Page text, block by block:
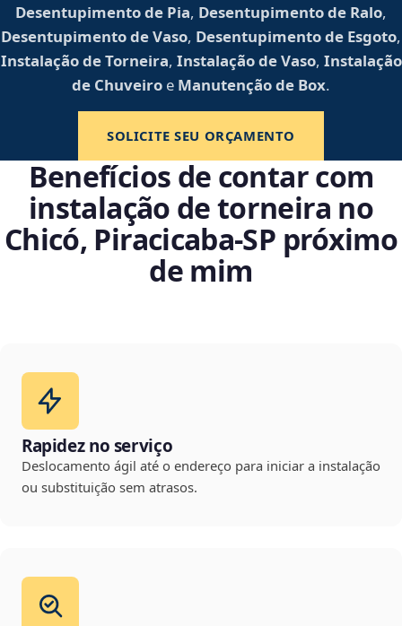
Desentupimento de Pia, Desentupimento de Ralo,
Desentupimento de Vaso, Desentupimento de Esgoto,
Instalação de Torneira, Instalação de Vaso, Instalação
de Chuveiro e Manutenção de Box.
SOLICITE SEU ORÇAMENTO
Benefícios de contar com
instalação de torneira no
Chicó, Piracicaba‑SP próximo
de mim
Rapidez no serviço
Deslocamento ágil até o endereço para iniciar a instalação
ou substituição sem atrasos.